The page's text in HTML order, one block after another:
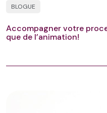
BLOGUE
Accompagner votre
que de l’animation!